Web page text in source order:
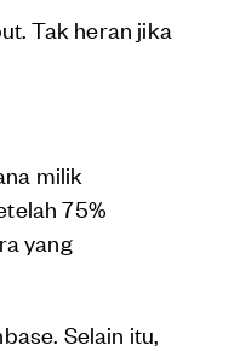
Tak heran jika
milik
75%
yang
Selain itu,